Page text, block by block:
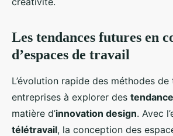
Les tendances futures en
d’espaces de travail
L’évolution rapide des méthodes
entreprises à explorer des
matière d’innovation design. Avec
télétravail, la conception des